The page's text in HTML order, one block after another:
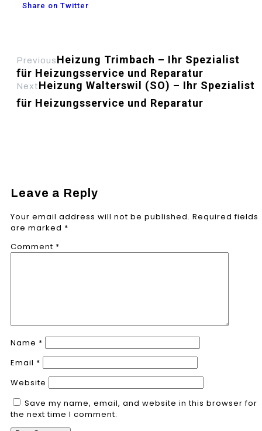
Share on Twitter
PreviousHeizung Trimbach – Ihr Spezialist
für Heizungsservice und Reparatur
NextHeizung Walterswil (SO) – Ihr Spezialist
für Heizungsservice und Reparatur
Leave a Reply
Your email address will not be published. Required fields
are marked *
Comment *
Name *
Email *
Website
Save my name, email, and website in this browser for
the next time I comment.